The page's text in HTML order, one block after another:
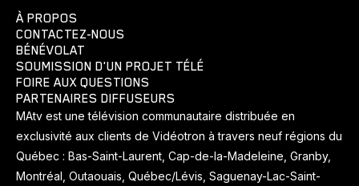
À PROPOS
CONTACTEZ-NOUS
BÉNÉVOLAT
SOUMISSION D'UN PROJET TÉLÉ
FOIRE AUX QUESTIONS
PARTENAIRES DIFFUSEURS
MAtv est une télévision communautaire distribuée en
exclusivité aux clients de Vidéotron à travers neuf régions du
Québec : Bas-Saint-Laurent, Cap-de-la-Madeleine, Granby,
Montréal, Outaouais, Québec/Lévis, Saguenay-Lac-Saint-